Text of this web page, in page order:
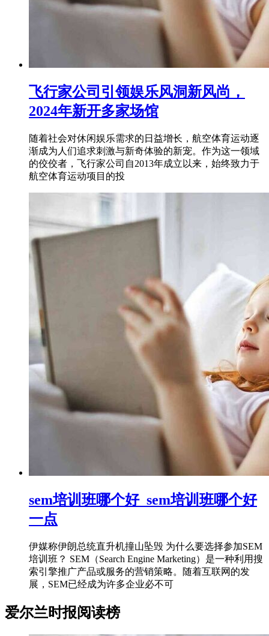
飞行家公司引领娱乐风洞新风尚，
2024年新开多家场馆
随着社会对休闲娱乐需求的日益增长，航空体育运动逐
渐成为人们追求刺激与新奇体验的新宠。作为这一领域
的佼佼者，飞行家公司自2013年成立以来，始终致力于
航空体育运动项目的投
sem培训班哪个好_sem培训班哪个好
一点
伊媒称伊朗总统直升机撞山坠毁 为什么要选择参加SEM
培训班？ SEM（Search Engine Marketing）是一种利用搜
索引擎推广产品或服务的营销策略。随着互联网的发
展，SEM已经成为许多企业必不可
爱尔兰时报阅读榜